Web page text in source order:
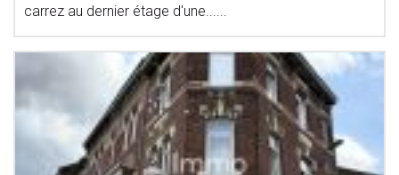
carrez au dernier étage d'une......